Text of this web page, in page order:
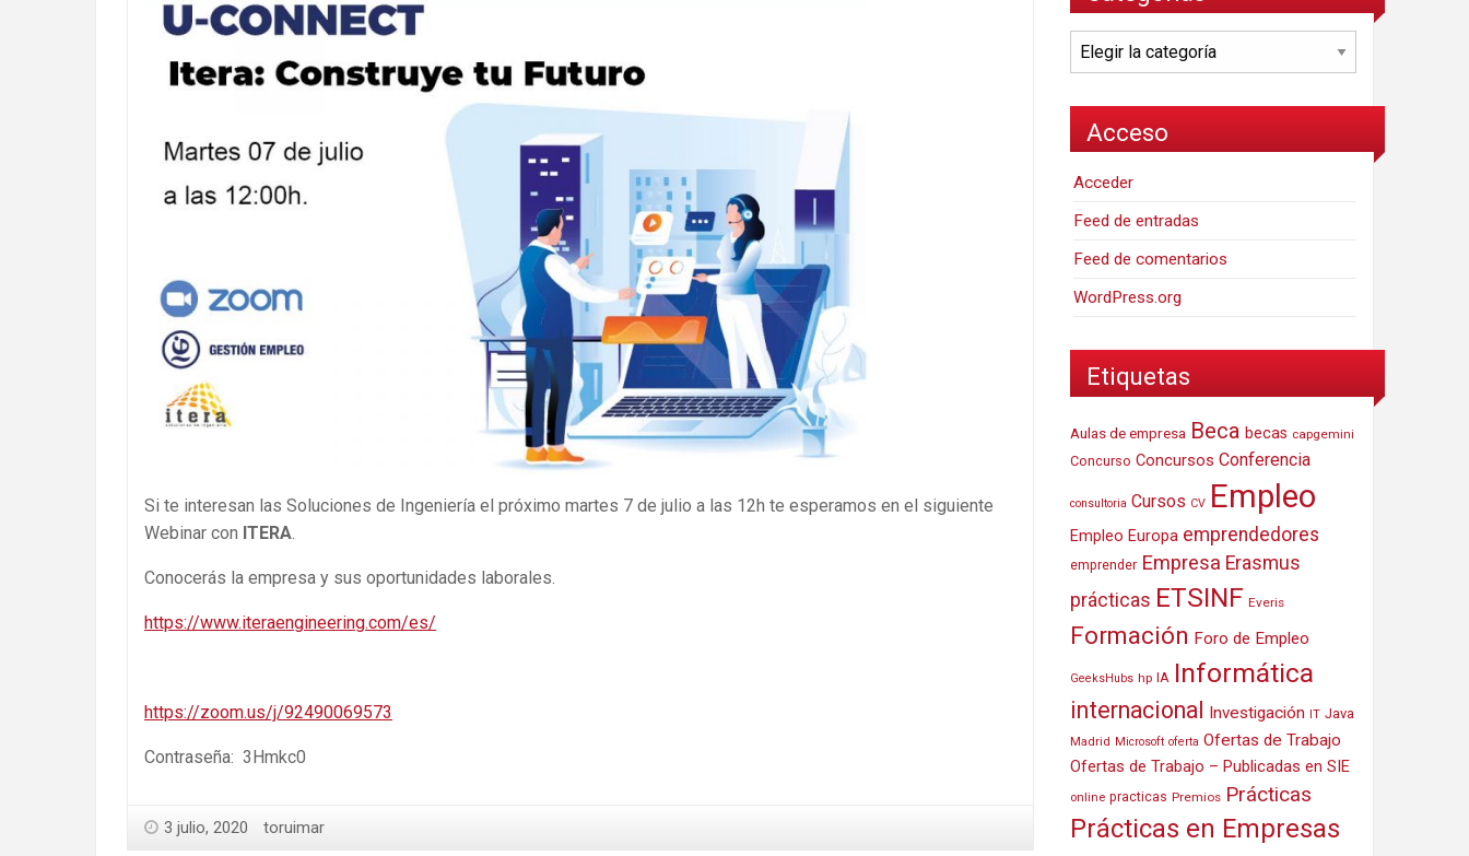
Si te interesan las Soluciones de Ingeniería el próximo martes 7 de julio a las 12h te esperamos en el siguiente
Webinar con ITERA.
Conocerás la empresa y sus oportunidades laborales.
https://www.iteraengineering.com/es/
https://zoom.us/j/92490069573
Contraseña: 3Hmkc0
3 julio, 2020 toruimar
Categorías
Acceso
Acceder
Feed de entradas
Feed de comentarios
WordPress.org
Etiquetas
Aulas de empresa Beca becas capgemini
Concurso Concursos Conferencia
consultoria Cursos CV Empleo
Empleo Europa emprendedores
emprender Empresa Erasmus
prácticas ETSINF Everis
Formación Foro de Empleo
GeeksHubs hp IA Informática
internacional Investigación IT Java
Madrid Microsoft oferta Ofertas de Trabajo
Ofertas de Trabajo – Publicadas en SIE
online practicas Premios Prácticas
Prácticas en Empresas